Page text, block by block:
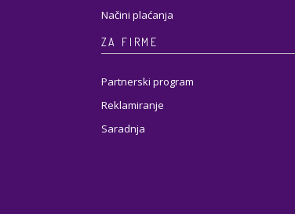
Načini plaćanja
ZA FIRME
Partnerski program
Reklamiranje
Saradnja